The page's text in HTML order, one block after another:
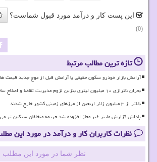
این پست کار و درآمد مورد قبول شماست؟
(0)
تازه ترین مطالب مرتبط
آرامش بازار خودرو سکون حقیقی یا آرامش قبل از موج جدید قیمت
بحران ناترازی ۱۰ میلیون لیتری بنزین لزوم مدیریت تقاضا و اصلاح ساختار
بالاتر از ۳ میلیون زائر اربعین از مرزهای زمینی کشور خارج شدند
پاداش گزارش ماینر غیر مجاز افزوده شد جریمه متخلفان سنگین تر
نظرات کاربران کار و درآمد در مورد این
نظر شما در مورد این مطلب